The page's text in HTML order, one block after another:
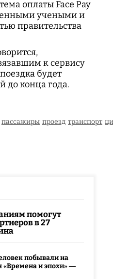
оплаты Face Pay
учеными и
правительства
к сервису
будет
до конца года.
пассажиры проезд транспорт
помогут
в 27
побывали на
«Времена и эпохи» —